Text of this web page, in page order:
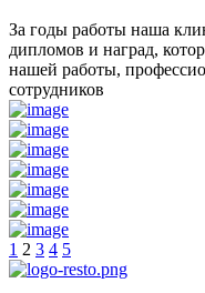
За годы работы наша
дипломов и наград,
нашей работы,
сотрудников
1 2 3 4 5